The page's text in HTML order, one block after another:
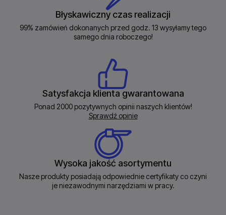
Błyskawiczny czas realizacji
99% zamówień dokonanych przed godz. 13 wysyłamy tego
samego dnia roboczego!
Satysfakcja klienta gwarantowana
Ponad 2000 pozytywnych opinii naszych klientów!
Sprawdź opinie
Wysoka jakość asortymentu
Nasze produkty posiadają odpowiednie certyfikaty co czyni
je niezawodnymi narzędziami w pracy.